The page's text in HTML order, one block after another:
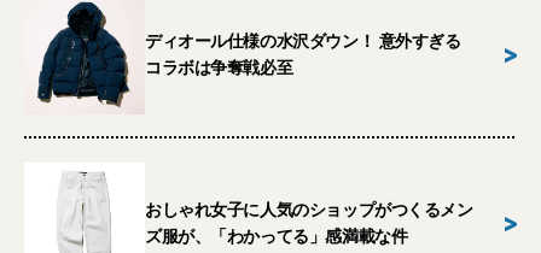
ディオール仕様の水沢ダウン！ 意外すぎる
コラボは争奪戦必至
>
おしゃれ女子に人気のショップがつくるメン
ズ服が、「わかってる」感満載な件
>